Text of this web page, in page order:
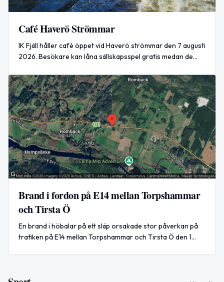
Café Haverö Strömmar
IK Fjäll håller café öppet vid Haverö strömmar den 7 augusti
2026. Besökare kan låna sällskapsspel gratis medan de
Brand i fordon på E14 mellan Torpshammar
och Tirsta Ö
En brand i höbalar på ett släp orsakade stor påverkan på
trafiken på E14 mellan Torpshammar och Tirsta Ö den 1